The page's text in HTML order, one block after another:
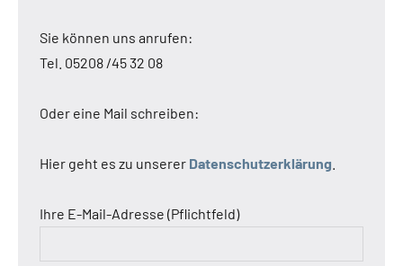
Sie können uns anrufen:
Tel. 05208 /45 32 08
Oder eine Mail schreiben:
Hier geht es zu unserer Datenschutzerklärung
Ihre E-Mail-Adresse (Pflichtfeld)